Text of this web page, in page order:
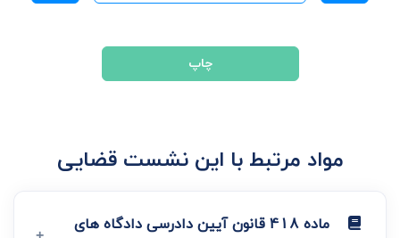
چاپ
مواد مرتبط با این نشست قضایی
ماده 418 قانون آیین دادرسی دادگاه های